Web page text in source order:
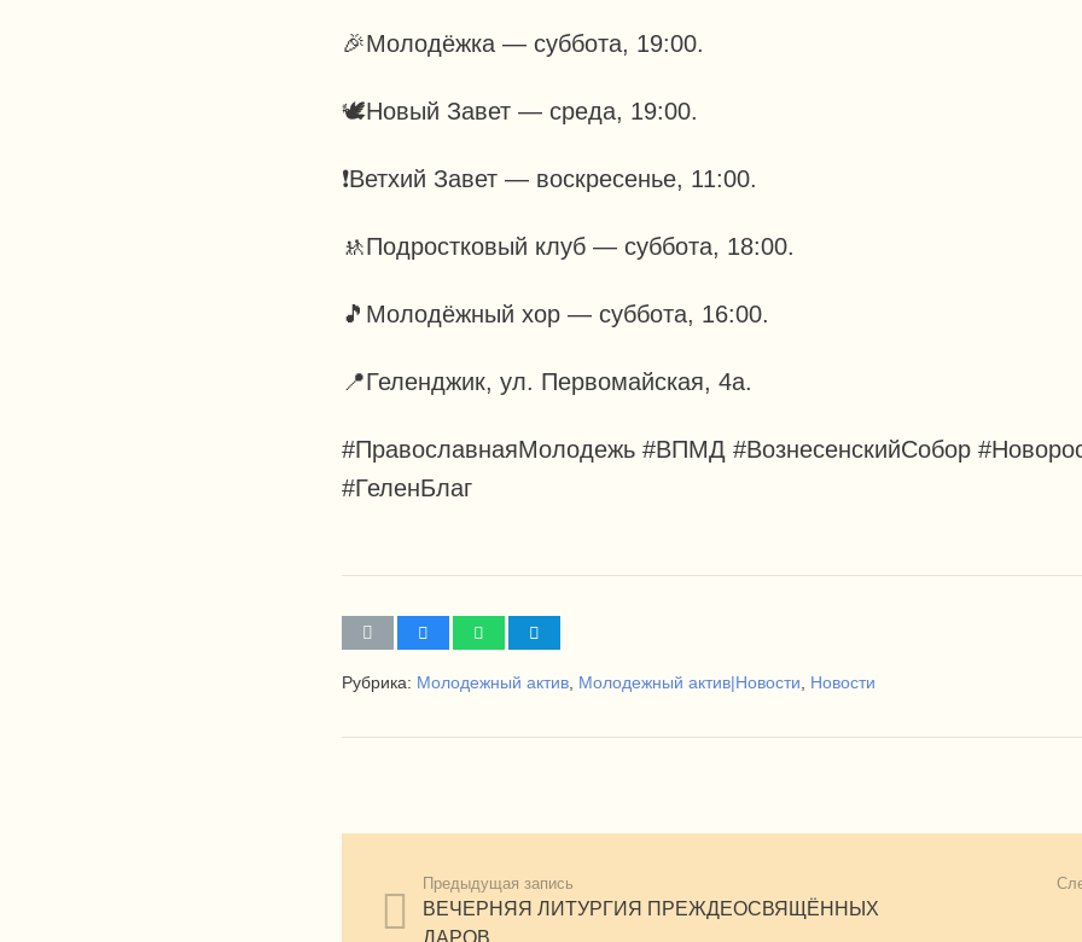
🎉Молодёжка — суббота, 19:00.
🕊️Новый Завет — среда, 19:00.
❗Ветхий Завет — воскресенье, 11:00.
🚸Подростковый клуб — суббота, 18:00.
🎵Молодёжный хор — суббота, 16:00.
📍Геленджик, ул. Первомайская, 4а.
#ПравославнаяМолодежь #ВПМД #ВознесенскийСобор
#ГеленБлаг
Рубрика: Молодежный актив, Молодежный актив|Новости Новости
Предыдущая запись
ВЕЧЕРНЯЯ ЛИТУРГИЯ ПРЕЖДЕОСВЯЩЁННЫХ
ДАРОВ